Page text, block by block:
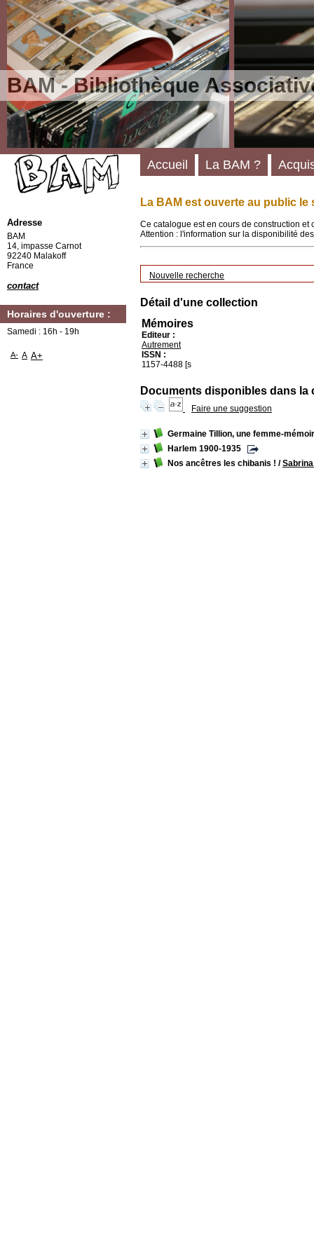
BAM - Bibliothèque
La BAM est ouverte au public le
Ce catalogue est en cours de construction
Attention : l'information sur la disponibilité
Nouvelle recherche
Détail d'une collection
Mémoires
Editeur :
Autrement
ISSN :
1157-4488 [s
Documents disponibles dans la
Faire une suggestion
Germaine Tillion, une femme-
Harlem 1900-1935
Nos ancêtres les chibanis ! /
Accueil La BAM ?
Adresse
BAM
14, impasse Carnot
92240 Malakoff
France
contact
Horaires d'ouverture :
Samedi : 16h - 19h
A- A A+